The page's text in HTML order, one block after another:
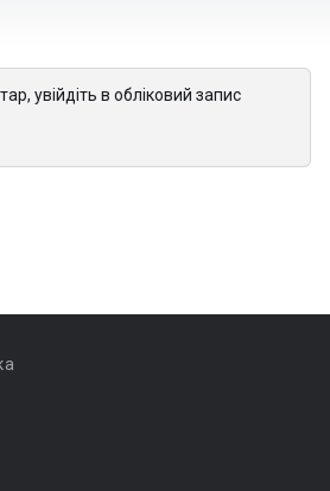
увійдіть в обліковий запис